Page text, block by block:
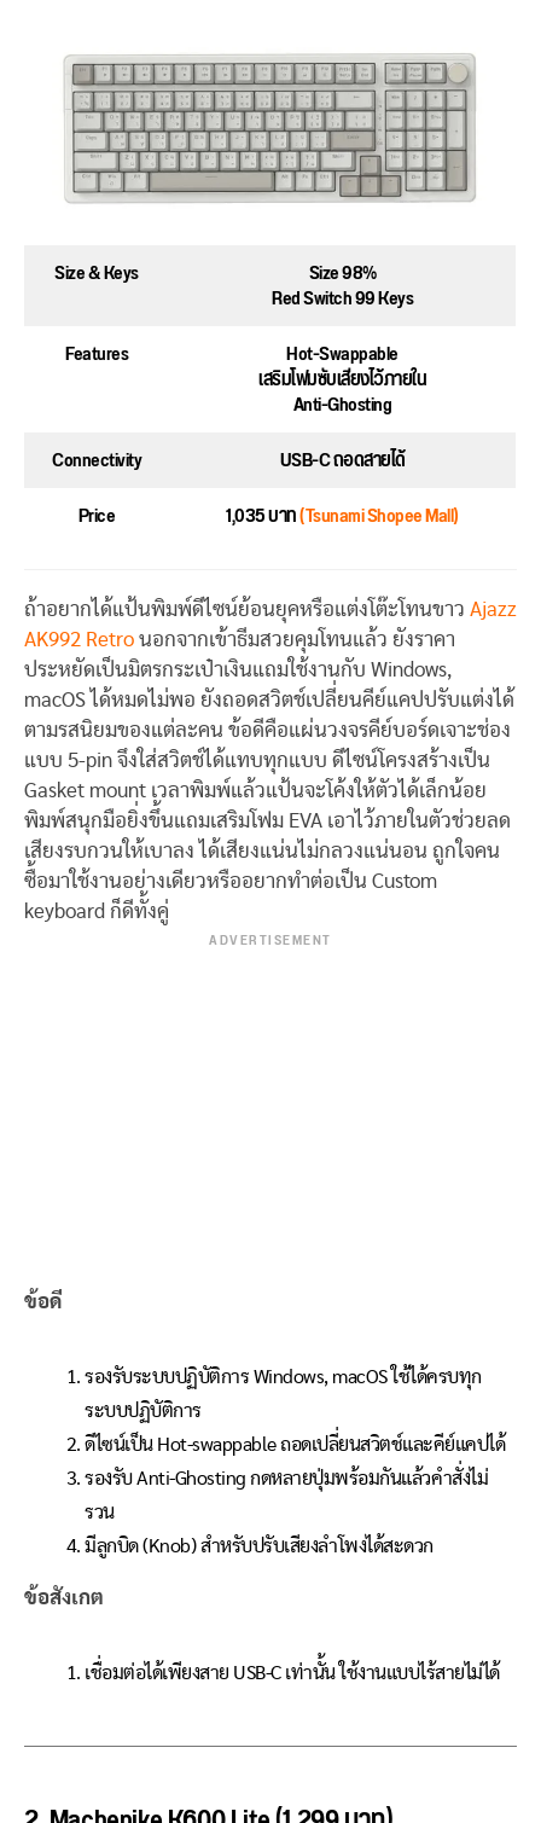
Size & Keys Size 98%
Red Switch 99 Keys
Features
Hot-Swappable
เสริมโฟมซับเสียงไว้ภายใน
Anti-Ghosting
Connectivity
USB-C ถอดสายได้
Price
1,035 บาท(Tsunami Shopee Mall)
ถ้าอยากได้แป้นพิมพ์ดีไซน์ย้อนยุคหรือแต่งโต๊ะโทนขาว Ajazz
AK992 Retro นอกจากเข้าธีมสวยคุมโทนแล้ว ยังราคา
ประหยัดเป็นมิตรกระเป๋าเงินแถมใช้งานกับ Windows,
macOS ได้หมดไม่พอ ยังถอดสวิตช์เปลี่ยนคีย์แคปปรับแต่งได้
ตามรสนิยมของแต่ละคน ข้อดีคือแผ่นวงจรคีย์บอร์ดเจาะช่อง
แบบ 5-pin จึงใส่สวิตช์ได้แทบทุกแบบ ดีไซน์โครงสร้างเป็น
Gasket mount เวลาพิมพ์แล้วแป้นจะโค้งให้ตัวได้เล็กน้อย
พิมพ์สนุกมือยิ่งขึ้นแถมเสริมโฟม EVA เอาไว้ภายในตัวช่วยลด
เสียงรบกวนให้เบาลง ได้เสียงแน่นไม่กลวงแน่นอน ถูกใจคน
ซื้อมาใช้งานอย่างเดียวหรืออยากทำต่อเป็น Custom
keyboard ก็ดีทั้งคู่
ADVERTISEMENT
ข้อดี
รองรับระบบปฏิบัติการ Windows, macOS ใช้ได้ครบทุก
ระบบปฏิบัติการ
ดีไซน์เป็น Hot-swappable ถอดเปลี่ยนสวิตช์และคีย์แคปได้
รองรับ Anti-Ghosting กดหลายปุ่มพร้อมกันแล้วคำสั่งไม่
รวน
มีลูกบิด (Knob) สำหรับปรับเสียงลำโพงได้สะดวก
ข้อสังเกต
เชื่อมต่อได้เพียงสาย USB-C เท่านั้น ใช้งานแบบไร้สายไม่ได้